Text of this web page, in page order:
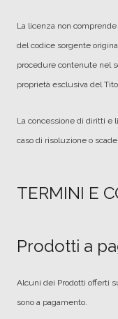
La licenza non
del codice sorgente
procedure contenute nel
proprietà esclusiva del
La concessione di diritti e
caso di risoluzione o
TERMINI E
Prodotti a
Alcuni dei Prodotti offerti
sono a pagamento.